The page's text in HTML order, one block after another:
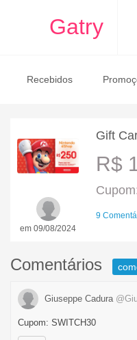
Gatry
Recebidos
em 09/08/2024
Gift
R$
9
Comentários
Giuseppe Cadura
Cupom: SWITCH30